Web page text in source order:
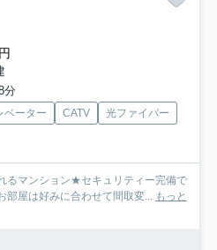
分
ベーター CATV
光ファイバー
るマンション★セキュリティー完備で
屋は好みに合わせて間取変... もっと